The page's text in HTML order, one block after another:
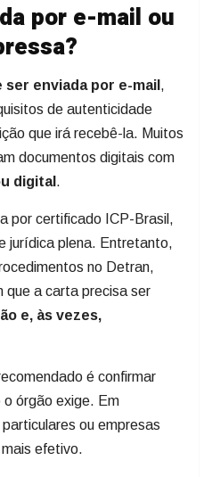
por e-mail ou
ser enviada por e-mail ,
de autenticidade
que irá recebê-la. Muitos
documentos digitais com
digital .
por certificado ICP-Brasil,
jurídica plena. Entretanto,
no Detran,
a carta precisa ser
e, às vezes,
é confirmar
órgão exige. Em
ou empresas
efetivo.